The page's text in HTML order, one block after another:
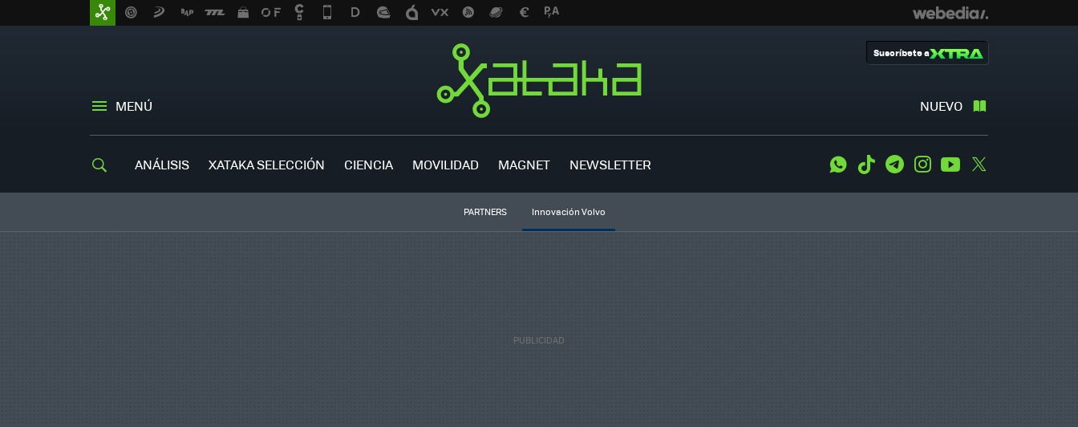
MENÚ NUEVO
Suscríbete a
ANÁLISIS XATAKA SELECCIÓN CIENCIA MOVILIDAD MAGNET NEWSLETTER WhatsApp
Tiktok TelegramInstagramYoutube
PARTNERS Innovación Volvo